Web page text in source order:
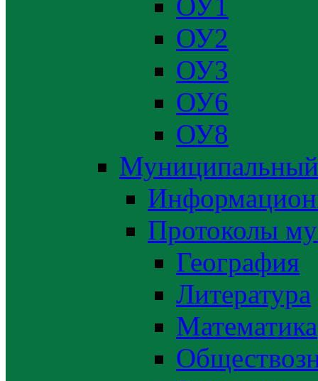
ОУ2
ОУ3
ОУ6
ОУ8
Муниципальный
Протоколы
География
Литература
Математика